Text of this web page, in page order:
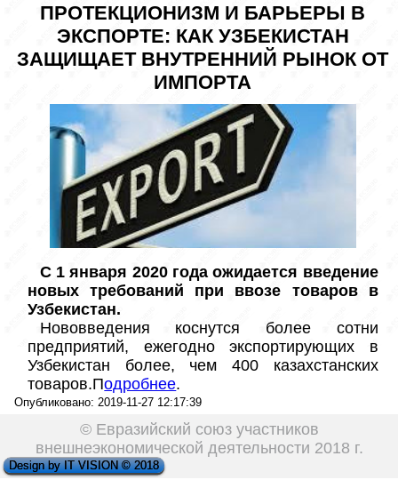
ПРОТЕКЦИОНИЗМ И БАРЬЕРЫ В
ЭКСПОРТЕ: КАК УЗБЕКИСТАН
ЗАЩИЩАЕТ ВНУТРЕННИЙ РЫНОК ОТ
ИМПОРТА
С 1 января 2020 года ожидается введение
новых требований при ввозе товаров в
Узбекистан.
Нововведения коснутся более сотни
предприятий, ежегодно экспортирующих в
Узбекистан более, чем 400 казахстанских
товаров.Подробнее.
Опубликовано: 2019-11-27 12:17:39
© Евразийский союз участников
внешнеэкономической деятельности 2018 г.
Design by IT VISION © 2018